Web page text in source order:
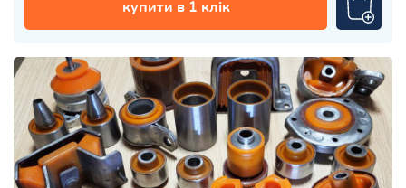
купити в 1 клік